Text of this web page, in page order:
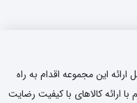
این مجموعه اقدام به راه
ارائه کالاهای با کیفیت رضایت